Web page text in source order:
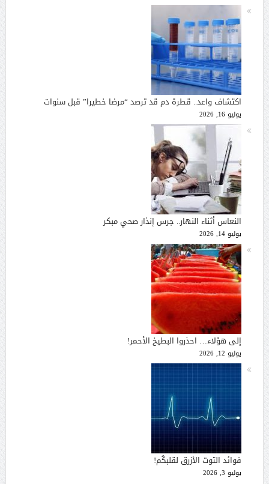
اكتشاف واعد.. قطرة دم قد ترصد “مرضا خطيرا” قبل سنوات
يوليو 16, 2026
النعاس أثناء النهار.. جرس إنذار صحي مبكر
يوليو 14, 2026
إلى هؤلاء… احذروا البطيخ الأحمر!
يوليو 12, 2026
فوائد التوت الأزرق لقلبكُم!
يوليو 3, 2026